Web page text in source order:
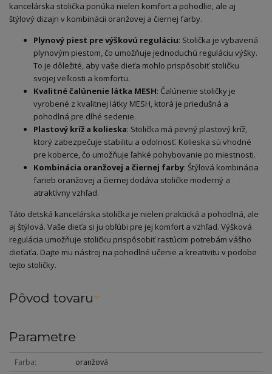
kancelárska stolička ponúka nielen komfort a pohodlie, ale aj
štýlový dizajn v kombinácii oranžovej a čiernej farby.
Plynový piest pre výškovú reguláciu: Stolička je vybavená
plynovým piestom, čo umožňuje jednoduchú reguláciu výšky.
To je dôležité, aby vaše dieťa mohlo prispôsobiť stoličku
svojej veľkosti a komfortu.
Kvalitné čalúnenie látka MESH: Čalúnenie stoličky je
vyrobené z kvalitnej látky MESH, ktorá je priedušná a
pohodlná pre dlhé sedenie.
Plastový kríž a kolieska: Stolička má pevný plastový kríž,
ktorý zabezpečuje stabilitu a odolnosť. Kolieska sú vhodné
pre koberce, čo umožňuje ľahké pohybovanie po miestnosti.
Kombinácia oranžovej a čiernej farby: Štýlová kombinácia
farieb oranžovej a čiernej dodáva stoličke moderný a
atraktívny vzhľad.
Táto detská kancelárska stolička je nielen praktická a pohodlná, ale
aj štýlová. Vaše dieťa si ju obľúbi pre jej komfort a vzhľad. Výšková
regulácia umožňuje stoličku prispôsobiť rastúcim potrebám vášho
dieťaťa. Dajte mu nástroj na pohodlné učenie a kreativitu v podobe
tejto stoličky.
Pôvod tovaru
Parametre
Farba oranžová